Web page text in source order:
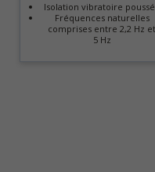
Isolation vibratoire
Fréquences naturelles
comprises entre 2,2 Hz et
5 Hz